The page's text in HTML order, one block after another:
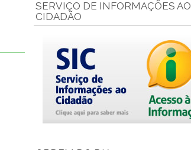
SERVIÇO DE INFORMAÇÕES AO
CIDADÃO